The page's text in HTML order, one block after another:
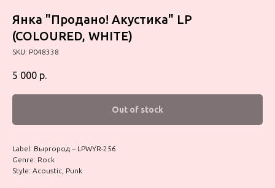
Янка "Продано! Акустика" LP
(COLOURED, WHITE)
SKU: P048338
5 000 р.
Out of stock
Label: Выргород – LPWYR-256
Genre: Rock
Style: Acoustic, Punk